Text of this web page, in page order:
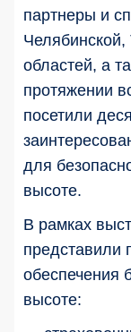
партнеры и
Челябинской,
областей, а
протяжении
посетили
для
высоте.
В рамках
обеспечения
высоте: